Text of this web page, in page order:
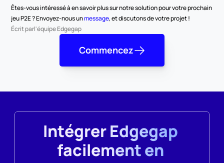
Êtes-vous intéressé à en savoir plus sur notre solution pour votre prochain
jeu P2E ? Envoyez-nous un message, et discutons de votre projet !
Écrit parl'équipe Edgegap
Commencez
Intégrer Edgegap
facilement en